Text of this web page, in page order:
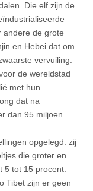
Die elf zijn de
andere de grote
en Hebei dat om
vervuiling.
de wereldstad
met hun
dat na
dan 95 miljoen
opgelegd: zij
die groter en
5 tot 15 procent.
Tibet zijn er geen